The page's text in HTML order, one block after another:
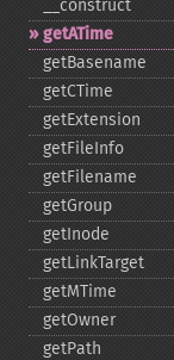
_​_​construct
getATime
getBasename
getCTime
getExtension
getFileInfo
getFilename
getGroup
getInode
getLinkTarget
getMTime
getOwner
getPath